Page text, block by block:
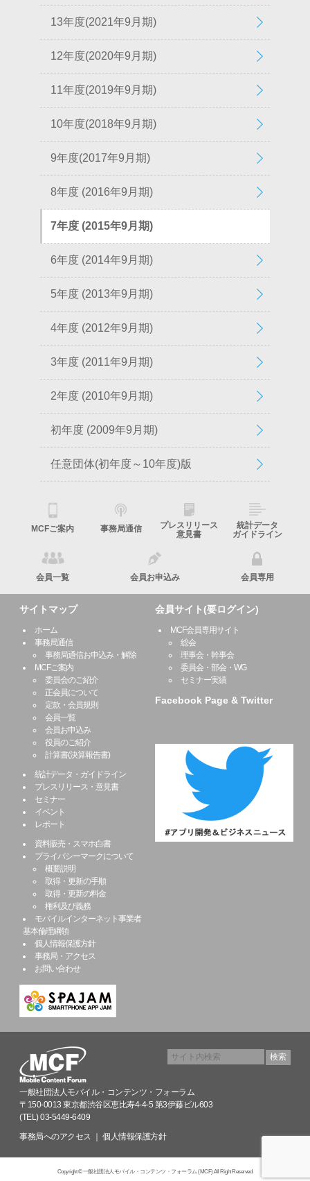
13年度(2021年9月期)
12年度(2020年9月期)
11年度(2019年9月期)
10年度(2018年9月期)
9年度(2017年9月期)
8年度 (2016年9月期)
7年度 (2015年9月期)
6年度 (2014年9月期)
5年度 (2013年9月期)
4年度 (2012年9月期)
3年度 (2011年9月期)
2年度 (2010年9月期)
初年度 (2009年9月期)
任意団体(初年度～10年度)版
MCFご案内 事務局通信
プレスリリース
意見書
統計データ
ガイドライン
会員一覧 会員お申込み 会員専用
サイトマップ
ホーム
事務局通信
事務局通信お申込み・解除
MCFご案内
委員会のご紹介
正会員について
定款・会員規則
会員一覧
会員お申込み
役員のご紹介
計算書(決算報告書)
統計データ・ガイドライン
プレスリリース・意見書
セミナー
イベント
レポート
資料販売・スマホ白書
プライバシーマークについて
概要説明
取得・更新の手順
取得・更新の料金
権利及び義務
モバイルインターネット事業者
基本倫理綱領
個人情報保護方針
事務局・アクセス
お問い合わせ
会員サイト(要ログイン)
MCF会員専用サイト
総会
理事会・幹事会
委員会・部会・WG
セミナー実績
Facebook Page & Twitter
一般社団法人モバイル・コンテンツ・フォーラム
〒150-0013 東京都渋谷区恵比寿4-4-5 第3伊藤ビル603
(TEL) 03-5449-6409
事務局へのアクセス
個人情報保護方針
Copyright © 一般社団法人モバイル・コンテンツ・フォーラム (MCF) All Right Reserved.